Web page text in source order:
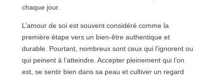
chaque jour.
L’amour de soi est souvent considéré comme la
première étape vers un bien-être authentique et
durable. Pourtant, nombreux sont ceux qui l’ignorent ou
qui peinent à l’atteindre. Accepter pleinement qui l’on
est, se sentir bien dans sa peau et cultiver un regard